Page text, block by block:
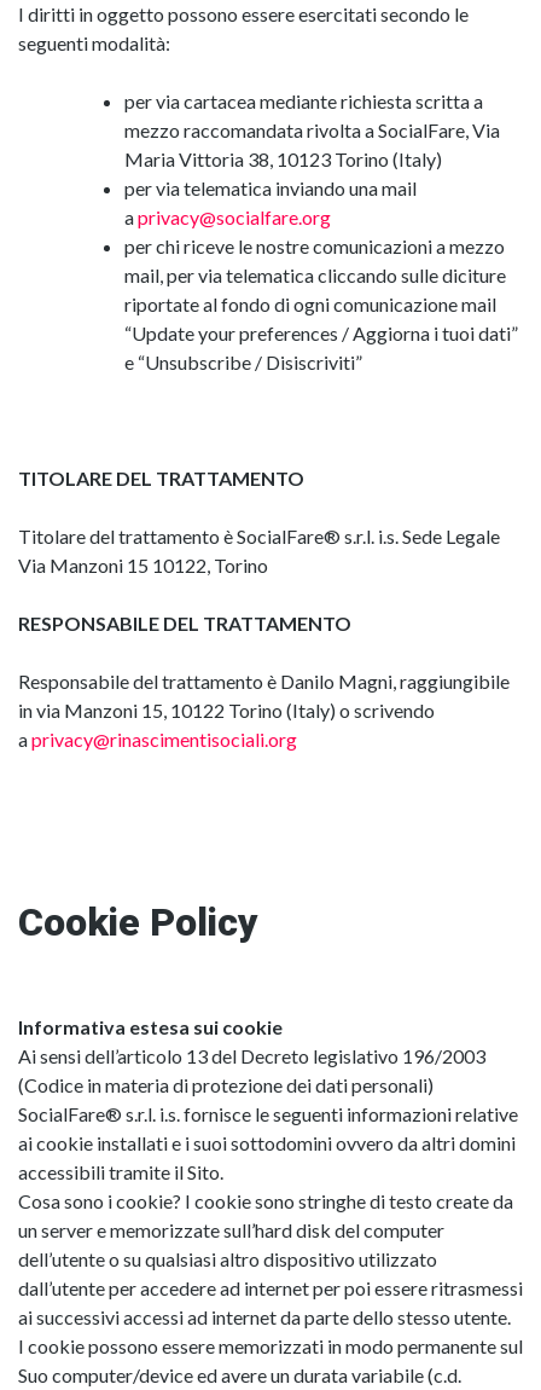
I diritti in oggetto possono essere esercitati secondo le
seguenti modalità:
per via cartacea mediante richiesta scritta a
mezzo raccomandata rivolta a SocialFare, Via
Maria Vittoria 38, 10123 Torino (Italy)
per via telematica inviando una mail
aprivacy@socialfare.org
per chi riceve le nostre comunicazioni a mezzo
mail, per via telematica cliccando sulle diciture
riportate al fondo di ogni comunicazione mail
“Update your preferences / Aggiorna i tuoi dati”
e “Unsubscribe / Disiscriviti”
TITOLARE DEL TRATTAMENTO
Titolare del trattamento è SocialFare® s.r.l. i.s. Sede Legale
Via Manzoni 15 10122, Torino
RESPONSABILE DEL TRATTAMENTO
Responsabile del trattamento è Danilo Magni, raggiungibile
in via Manzoni 15, 10122 Torino (Italy) o scrivendo
aprivacy@rinascimentisociali.org
Cookie Policy
Informativa estesa sui cookie
Ai sensi dell’articolo 13 del Decreto legislativo 196/2003
(Codice in materia di protezione dei dati personali)
SocialFare® s.r.l. i.s. fornisce le seguenti informazioni relative
ai cookie installati e i suoi sottodomini ovvero da altri domini
accessibili tramite il Sito.
Cosa sono i cookie? I cookie sono stringhe di testo create da
un server e memorizzate sull’hard disk del computer
dell’utente o su qualsiasi altro dispositivo utilizzato
dall’utente per accedere ad internet per poi essere ritrasmessi
ai successivi accessi ad internet da parte dello stesso utente.
I cookie possono essere memorizzati in modo permanente sul
Suo computer/device ed avere un durata variabile (c.d.